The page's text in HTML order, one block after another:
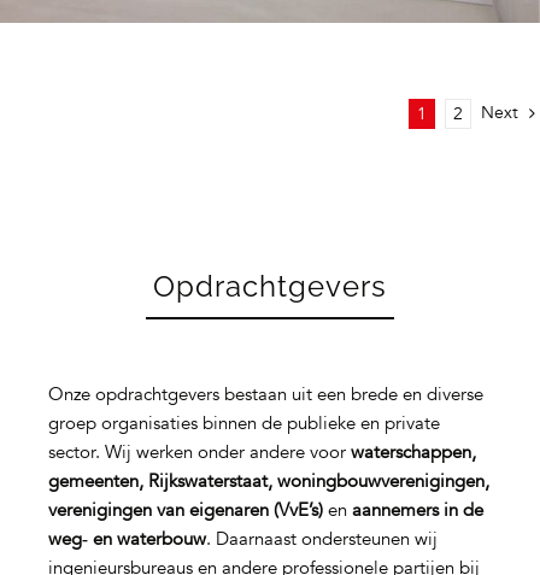
1 2 Next
Opdrachtgevers
Onze opdrachtgevers bestaan uit een brede en diverse
groep organisaties binnen de publieke en private
sector. Wij werken onder andere voor waterschappen,
gemeenten, Rijkswaterstaat, woningbouwverenigingen,
verenigingen van eigenaren (VvE’s)en aannemers in de
weg‑ en waterbouw. Daarnaast ondersteunen wij
ingenieursbureaus en andere professionele partijen bij